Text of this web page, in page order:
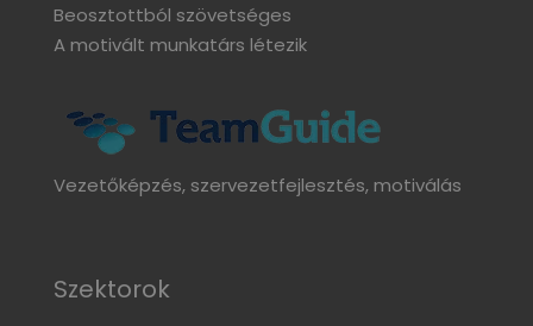
Beosztottból szövetséges
A motivált munkatárs létezik
Vezetőképzés, szervezetfejlesztés, motiválás
Szektorok